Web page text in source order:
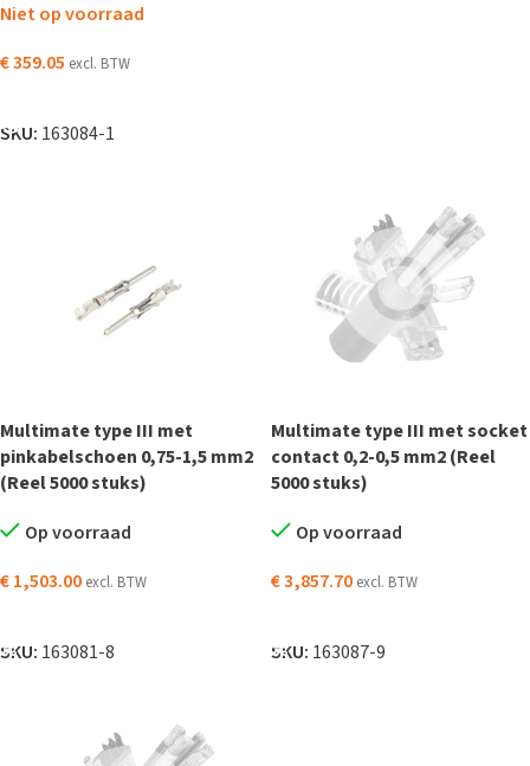
Niet op voorraad
€359.05 excl. BTW
SKU: 163084-1
Multimate type III met
pinkabelschoen 0,75-1,5 mm2
(Reel 5000 stuks)
Op voorraad
€1,503.00 excl. BTW
SKU: 163081-8
Multimate type III met socket
contact 0,2-0,5 mm2 (Reel
5000 stuks)
Op voorraad
€3,857.70 excl. BTW
SKU: 163087-9